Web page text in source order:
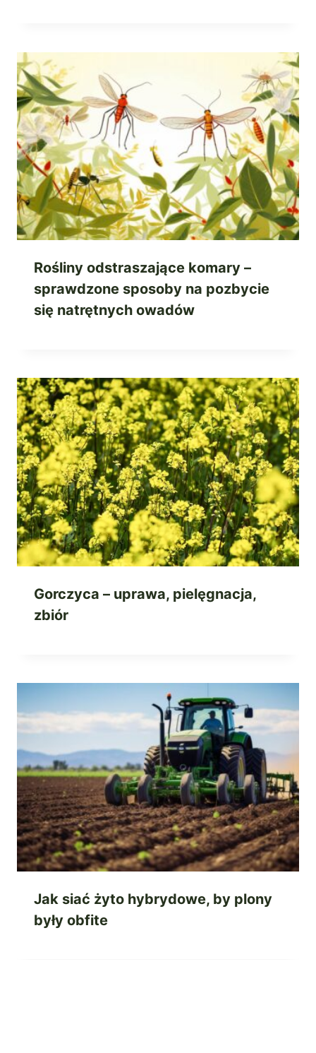
Rośliny odstraszające komary –
sprawdzone sposoby na pozbycie
się natrętnych owadów
Gorczyca – uprawa, pielęgnacja,
zbiór
Jak siać żyto hybrydowe, by plony
były obfite